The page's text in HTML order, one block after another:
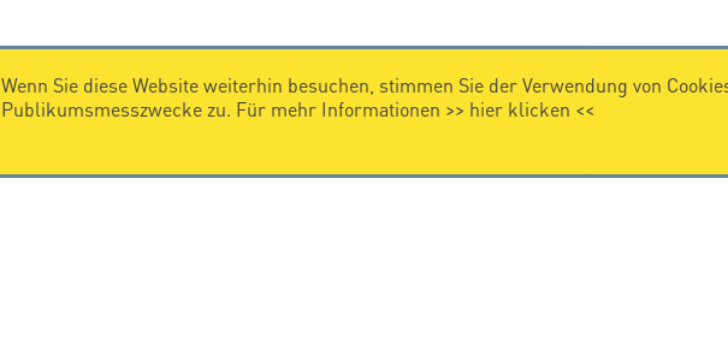
Wenn Sie diese Website weiterhin besuchen, stimmen Sie der Verwendung von
Publikumsmesszwecke zu. Für mehr Informationen >> hier klicken <<